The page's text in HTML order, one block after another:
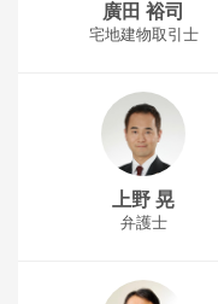
廣田 裕司
宅地建物取引士
上野 晃
弁護士